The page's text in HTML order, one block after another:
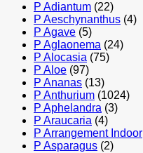
P Adiantum (22)
P Aeschynanthus (4)
P Agave (5)
P Aglaonema (24)
P Alocasia (75)
P Aloe (97)
P Ananas (13)
P Anthurium (1024)
P Aphelandra (3)
P Araucaria (4)
P Arrangement Indoor
P Asparagus (2)